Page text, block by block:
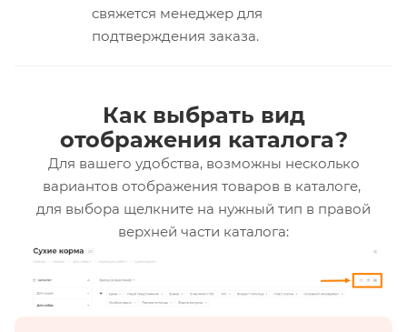
свяжется менеджер для
подтверждения заказа.
Как выбрать вид
отображения каталога?
Для вашего удобства, возможны несколько
вариантов отображения товаров в каталоге,
для выбора щелкните на нужный тип в правой
верхней части каталога: